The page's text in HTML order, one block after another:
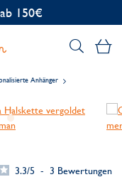
Anhänger
3.3/5 - 3 Bewertungen